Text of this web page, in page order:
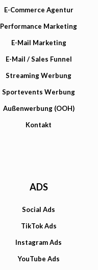
E-Commerce Agentur
Performance Marketing
E-Mail Marketing
E-Mail / Sales Funnel
Streaming Werbung
Sportevents Werbung
Außenwerbung (OOH)
Kontakt
ADS
Social Ads
TikTok Ads
Instagram Ads
YouTube Ads